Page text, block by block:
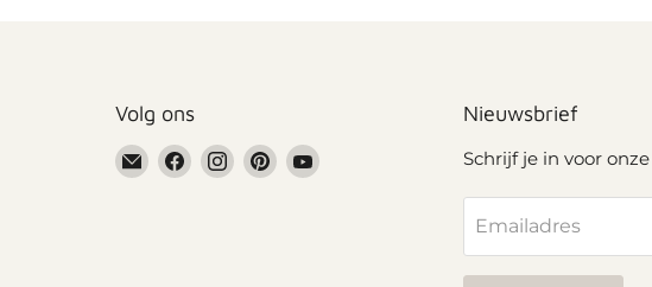
Volg ons
EmailVindVindVindVind
Nieuwsbrief
Schrijf je in voor
Emailadres